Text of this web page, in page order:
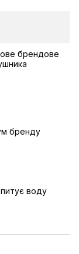
брендове
бренду
воду